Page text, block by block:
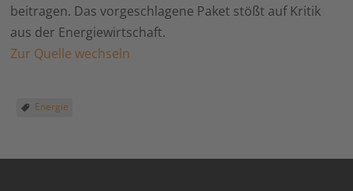
beitragen. Das vorgeschlagene Paket stößt auf Kritik
aus der Energiewirtschaft.
Zur Quelle wechseln
Energie